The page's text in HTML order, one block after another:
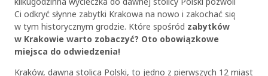
Ci odkryć słynne zabytki Krakowa na nowo i zakochać się
w tym historycznym grodzie. Które spośród zabytków
w Krakowie warto zobaczyć? Oto obowiązkowe
miejsca do odwiedzenia!
Kraków, dawna stolica Polski, to jedno z pierwszych 12 miast